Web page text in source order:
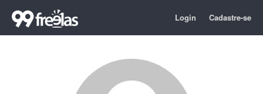
Login Cadastre-se